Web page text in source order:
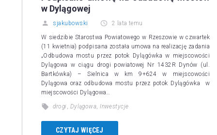
w Dylągowej
sjakubowski 2 lata temu
W siedzibie Starostwa Powiatowego w Rzeszowie w czwartek
(11 kwietnia) podpisana została umowa na realizację zadania
„Odbudowa mostu przez potok Dylągówka w miejscowości
Dylągowa w ciągu drogi powiatowej Nr 1432R Dynów (ul.
Bartkówka) – Sielnica w km 9+624 w miejscowości
Dylągowa oraz odbudowa mostu przez potok Dylągówka w
miejscowości Dylągowa…
drogi Dylągowa Inwestycje
CZYTAJ WIĘCEJ